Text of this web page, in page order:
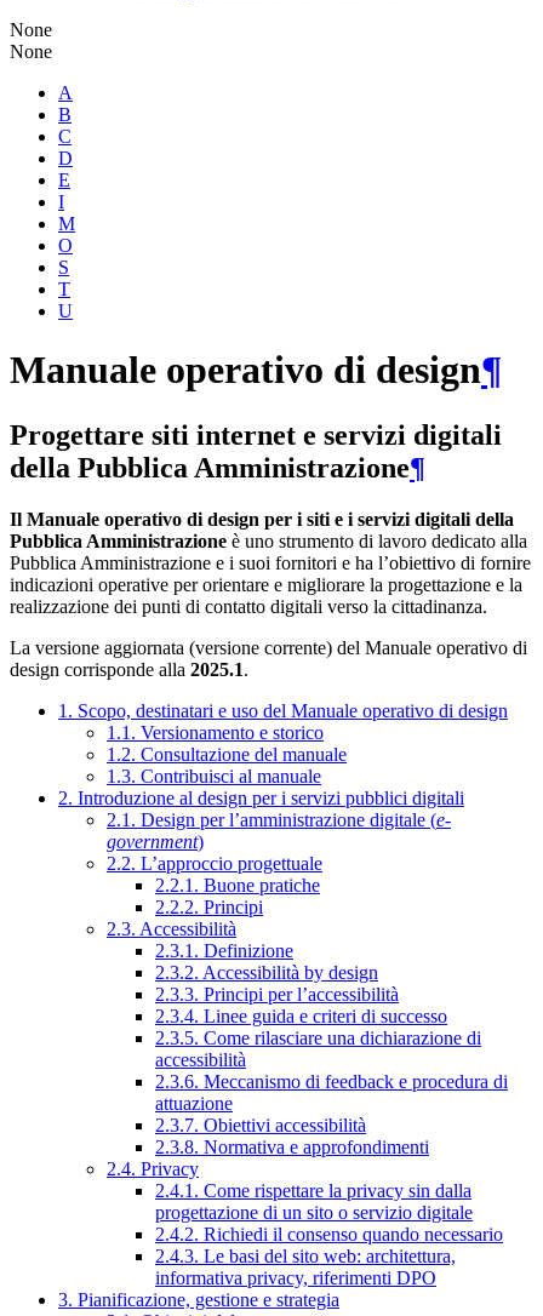
None
None
A
B
C
D
E
I
M
O
S
T
U
Manuale operativo di design¶
Progettare siti internet e servizi digitali
della Pubblica Amministrazione¶
Il Manuale operativo di design per i siti e i servizi digitali della
Pubblica Amministrazione è uno strumento di lavoro dedicato alla
Pubblica Amministrazione e i suoi fornitori e ha l’obiettivo di fornire
indicazioni operative per orientare e migliorare la progettazione e la
realizzazione dei punti di contatto digitali verso la cittadinanza.
La versione aggiornata (versione corrente) del Manuale operativo di
design corrisponde alla 2025.1.
1. Scopo, destinatari e uso del Manuale operativo di design
1.1. Versionamento e storico
1.2. Consultazione del manuale
1.3. Contribuisci al manuale
2. Introduzione al design per i servizi pubblici digitali
2.1. Design per l’amministrazione digitale (e-
government)
2.2. L’approccio progettuale
2.2.1. Buone pratiche
2.2.2. Principi
2.3. Accessibilità
2.3.1. Definizione
2.3.2. Accessibilità by design
2.3.3. Principi per l’accessibilità
2.3.4. Linee guida e criteri di successo
2.3.5. Come rilasciare una dichiarazione di
accessibilità
2.3.6. Meccanismo di feedback e procedura di
attuazione
2.3.7. Obiettivi accessibilità
2.3.8. Normativa e approfondimenti
2.4. Privacy
2.4.1. Come rispettare la privacy sin dalla
progettazione di un sito o servizio digitale
2.4.2. Richiedi il consenso quando necessario
2.4.3. Le basi del sito web: architettura,
informativa privacy, riferimenti DPO
3. Pianificazione, gestione e strategia